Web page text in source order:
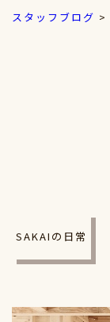
スタッフブログ >
SAKAIの日常